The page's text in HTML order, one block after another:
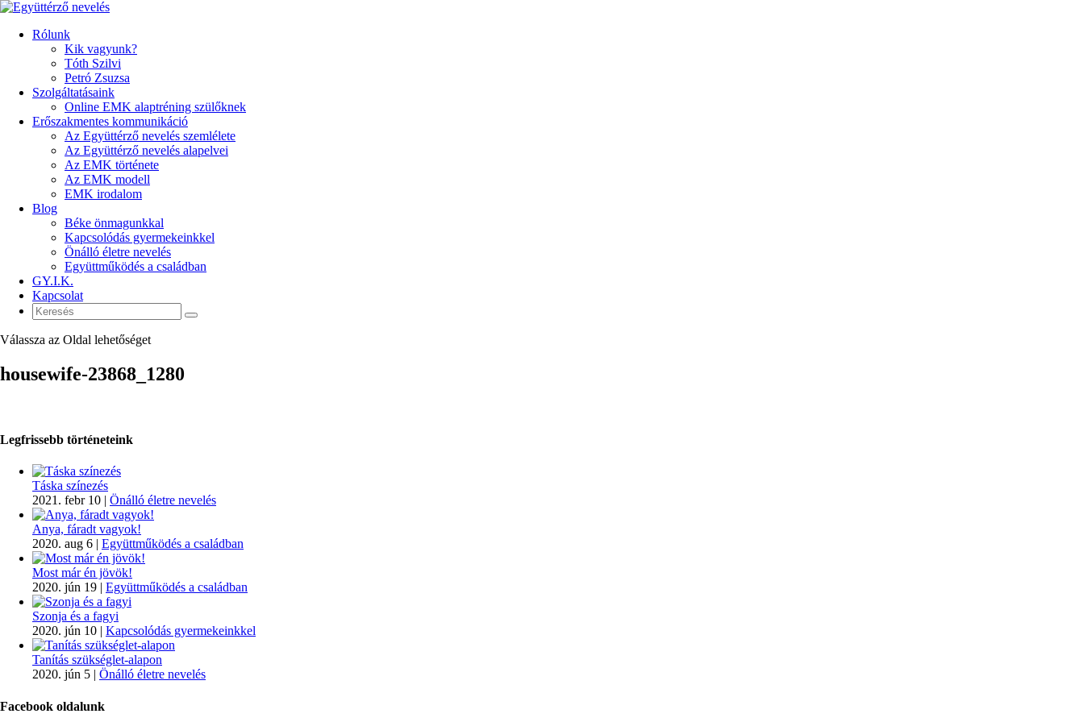
Rólunk
Kik vagyunk?
Tóth Szilvi
Petró Zsuzsa
Szolgáltatásaink
Online EMK alaptréning szülőknek
Erőszakmentes kommunikáció
Az Együttérző nevelés szemlélete
Az Együttérző nevelés alapelvei
Az EMK története
Az EMK modell
EMK irodalom
Blog
Béke önmagunkkal
Kapcsolódás gyermekeinkkel
Önálló életre nevelés
Együttműködés a családban
GY.I.K.
Kapcsolat
Válassza az Oldal lehetőséget
housewife-23868_1280
Legfrissebb történeteink
Táska színezés
2021. febr 10 | Önálló életre nevelés
Anya, fáradt vagyok!
2020. aug 6 | Együttműködés a családban
Most már én jövök!
2020. jún 19 | Együttműködés a családban
Szonja és a fagyi
2020. jún 10 | Kapcsolódás gyermekeinkkel
Tanítás szükséglet-alapon
2020. jún 5 | Önálló életre nevelés
Facebook oldalunk